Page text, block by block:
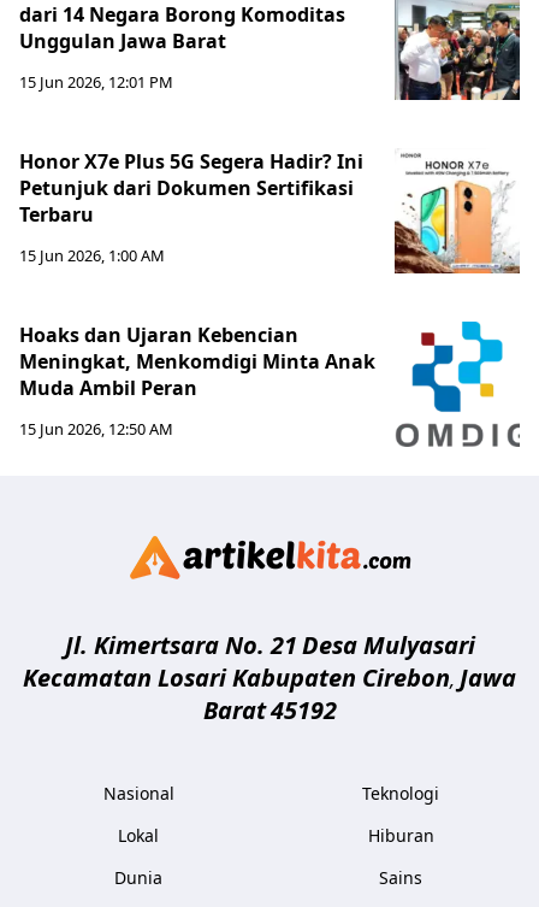
dari 14 Negara Borong Komoditas
Unggulan Jawa Barat
15 Jun 2026, 12:01 PM
Honor X7e Plus 5G Segera Hadir? Ini
Petunjuk dari Dokumen Sertifikasi
Terbaru
15 Jun 2026, 1:00 AM
Hoaks dan Ujaran Kebencian
Meningkat, Menkomdigi Minta Anak
Muda Ambil Peran
15 Jun 2026, 12:50 AM
Jl. Kimertsara No. 21Desa Mulyasari
Kecamatan Losari Kabupaten Cirebon, Jawa
Barat45192
Nasional
Lokal
Dunia
Teknologi
Hiburan
Sains